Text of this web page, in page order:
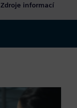
Zdroje informací